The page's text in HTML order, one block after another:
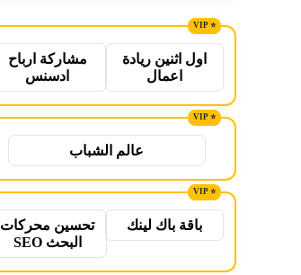
اول اثنين ريادة
اعمال
مشاركة ارباح
ادسنس
عالم الشباب
باقة باك لينك
تحسين محركات
البحث SEO